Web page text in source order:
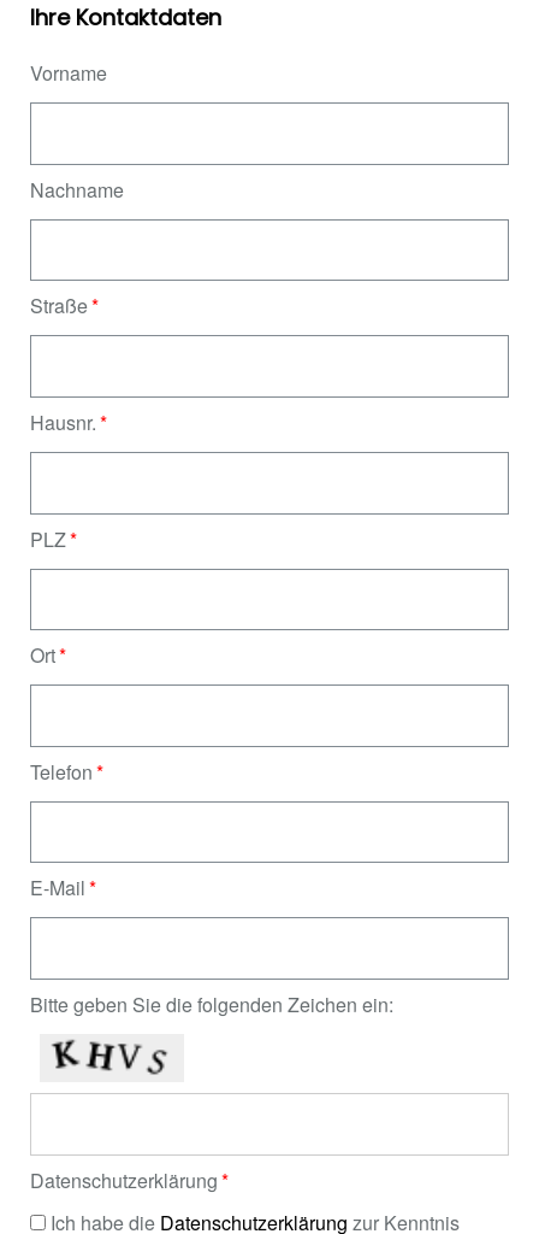
Ihre Kontaktdaten
Vorname
Nachname
Straße
Hausnr.
PLZ
Ort
Telefon
E-Mail
Bitte geben Sie die folgenden Zeichen ein:
Datenschutzerklärung
Ich habe die Datenschutzerklärung zur Kenntnis